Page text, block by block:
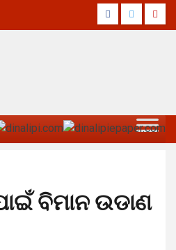
ବିମାନ ଉଡାଣ